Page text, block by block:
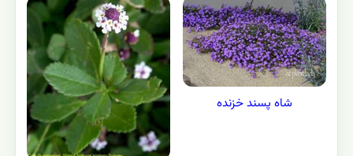
شاه پسند خزنده